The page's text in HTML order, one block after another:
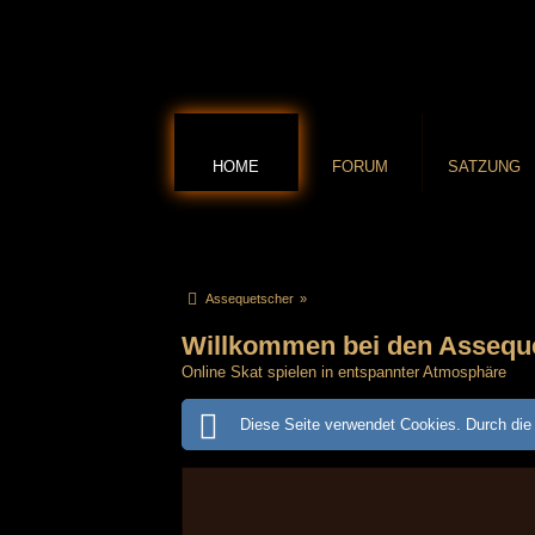
HOME FORUM SATZUNG
Assequetscher »
Willkommen bei den
Online Skat spielen in entspannter Atmosphäre
Diese Seite verwendet Cookies. Durch